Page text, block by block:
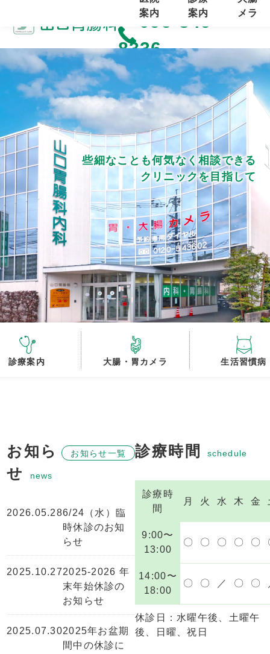
腸科・消化器内科
096-349-
8336
案内
案内
メラ
些細なことも何気なく相談できる
クリニックを目指して
診療案内 大腸・胃カメラ 生活習慣病
お知ら
せ
お知らせ一覧
2026.05.286/24（水）臨
時休診のお知
らせ
2025.10.272025-2026 年
末年始休診の
お知らせ
2025.07.302025年お盆期
間中の休診に
診療時間
診療時
間
月 火 水 木 金
9:00〜
13:00
〇 〇 〇 〇 〇
14:00〜
18:00
〇 〇 ／ 〇 〇
休診日：水曜午後、土曜午
後、日曜、祝日